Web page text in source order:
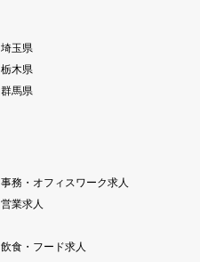
埼玉県
栃木県
群馬県
事務・オフィスワーク求人
営業求人
飲食・フード求人